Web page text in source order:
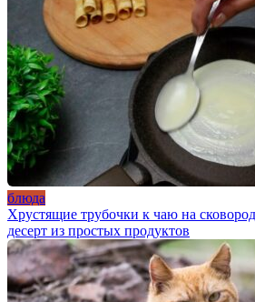
блюда
Хрустящие трубочки к чаю на
десерт из простых продуктов